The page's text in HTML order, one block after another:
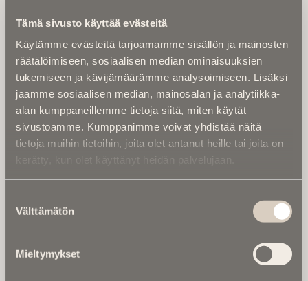
Tämä sivusto käyttää evästeitä
Käytämme evästeitä tarjoamamme sisällön ja mainosten
räätälöimiseen, sosiaalisen median ominaisuuksien
tukemiseen ja kävijämäärämme analysoimiseen. Lisäksi
jaamme sosiaalisen median, mainosalan ja analytiikka-
alan kumppaneillemme tietoja siitä, miten käytät
sivustoamme. Kumppanimme voivat yhdistää näitä
tietoja muihin tietoihin, joita olet antanut heille tai joita on
kerätty, kun olet käyttänyt heidän palvelujaan.
valinta
Välttämätön
Mieltymykset
Kirjoita alle sähköpostiosoitteesi niin saat kaksi kertaa
etteivät kiinnostavat artikkelit jää huomaamatta.
Uutiskirje on maksuton eikä se velvoita mihinkään.
Kirjoita tähän sähköpostiosoite, johon haluat uutiskirjeen
tulevan:
Tilaa Uutiskirje
Ikuisuusmedia